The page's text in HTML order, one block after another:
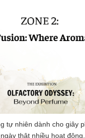
tự nhiên dành cho giây
thật nhiều hoạt